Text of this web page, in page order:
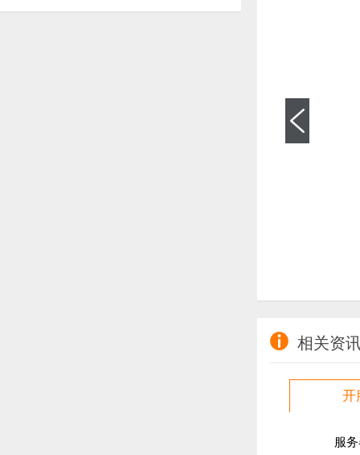
 相关资
开
服